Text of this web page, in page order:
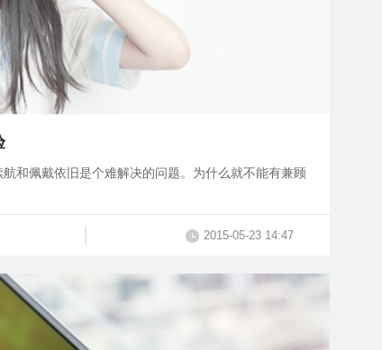
和佩戴依旧是个难解决的问题。为什么就不能有兼顾
2015-05-23 14:47